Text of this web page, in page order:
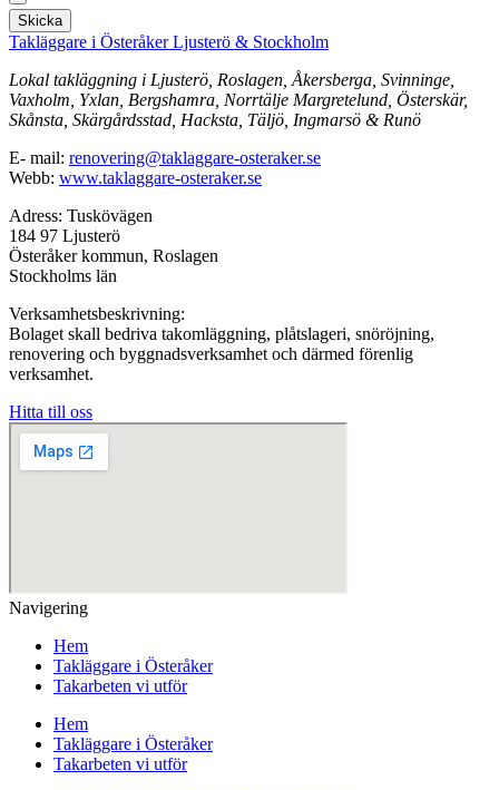
Skicka
Takläggare i Österåker Ljusterö & Stockholm
Lokal takläggning i Ljusterö, Roslagen, Åkersberga, Svinninge,
Vaxholm, Yxlan, Bergshamra, Norrtälje Margretelund, Österskär,
Skånsta, Skärgårdsstad, Hacksta, Täljö, Ingmarsö & Runö
E- mail: renovering@taklaggare-osteraker.se
Webb: www.taklaggare-osteraker.se
Adress: Tuskövägen
184 97 Ljusterö
Österåker kommun, Roslagen
Stockholms län
Verksamhetsbeskrivning:
Bolaget skall bedriva takomläggning, plåtslageri, snöröjning,
renovering och byggnadsverksamhet och därmed förenlig
verksamhet.
Hitta till oss
Navigering
Hem
Takläggare i Österåker
Takarbeten vi utför
Hem
Takläggare i Österåker
Takarbeten vi utför